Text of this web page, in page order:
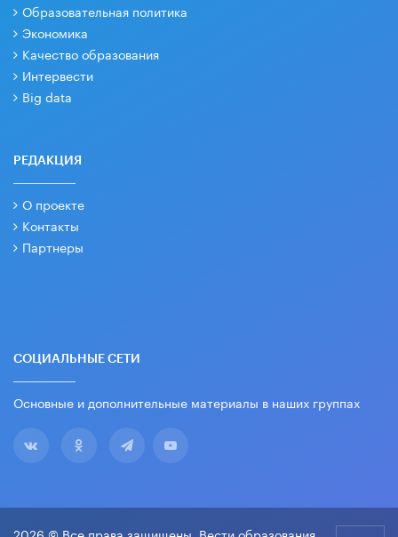
Образовательная политика
Экономика
Качество образования
Интервести
Big data
РЕДАКЦИЯ
О проекте
Контакты
Партнеры
СОЦИАЛЬНЫЕ СЕТИ
Основные и дополнительные материалы в наших группах